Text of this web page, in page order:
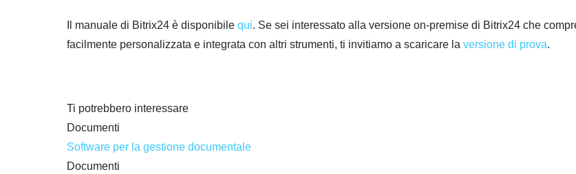
Il manuale di Bitrix24 è disponibile qui. Se sei interessato alla versione on-premise di Bitrix24 che
facilmente personalizzata e integrata con altri strumenti, ti invitiamo a scaricare la versione di prova.
Ti potrebbero interessare
Documenti
Software per la gestione documentale
Documenti